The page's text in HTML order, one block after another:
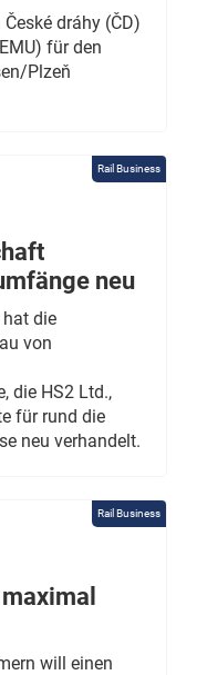
dráhy (ČD)
für den
Plzeň
Rail Business
neu
die
von
die HS2 Ltd.,
für rund die
neu verhandelt.
Rail Business
will einen